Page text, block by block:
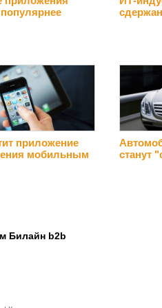
приложение
мобильным
станут
Билайн b2b